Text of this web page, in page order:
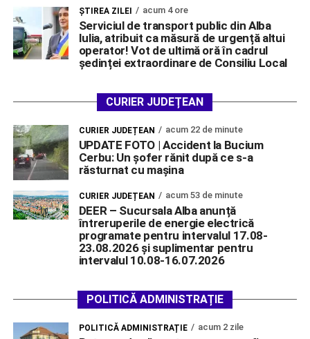
ŞTIREA ZILEI acum 4 ore
Serviciul de transport public din Alba
Iulia, atribuit ca măsură de urgență altui
operator! Vot de ultimă oră în cadrul
ședinței extraordinare de Consiliu Local
CURIER JUDEȚEAN
CURIER JUDEȚEAN acum 22 de minute
UPDATE FOTO | Accident la Bucium
Cerbu: Un șofer rănit după ce s-a
răsturnat cu mașina
CURIER JUDEȚEAN acum 53 de minute
DEER – Sucursala Alba anunță
întreruperile de energie electrică
programate pentru intervalul 17.08-
23.08.2026 și suplimentar pentru
intervalul 10.08-16.07.2026
POLITICĂ ADMINISTRAȚIE
POLITICĂ ADMINISTRAȚIE acum 2 zile